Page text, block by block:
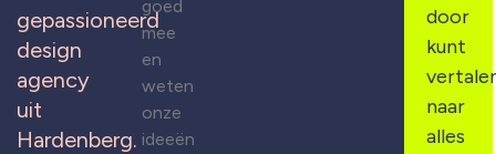
gepassioneerd
design
agency
uit
Hardenberg.
goed
mee
en
weten
onze
ideeën
door
kunt
naar
alles